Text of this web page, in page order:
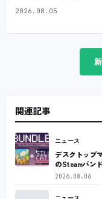
2026.08.05
関連記事
ニュース
デスクトップ
のSteamバン
2026.08.06